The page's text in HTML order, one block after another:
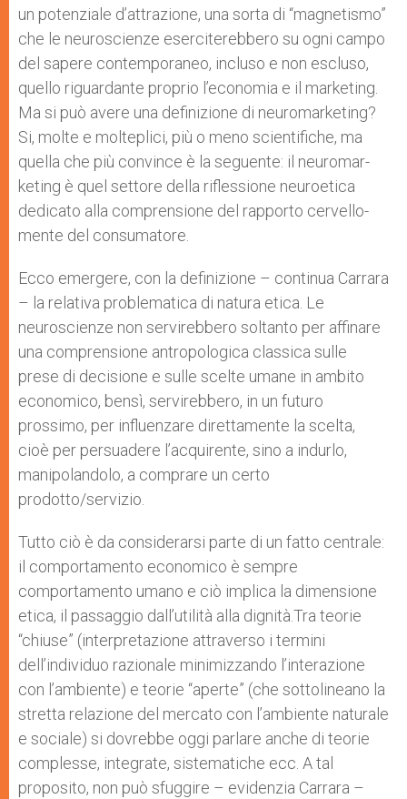
un potenziale d’attrazione, una sorta di “magnetismo”
che le neuroscienze eserciterebbero su ogni cam­po
del sapere contemporaneo, incluso e non escluso,
quello riguardante proprio l’economia e il marketing.
Ma si può avere una definizione di neuromarketing?
Si, molte e molteplici, più o meno scientifiche, ma
quella che più convince è la seguente: il neuromar­
keting è quel settore della riflessione neuroet­ica
dedicato alla comprensione del rapporto cervello-
mente del consumatore.
Ecco emergere, con la definizione – continua Carrara
– la relativa problematica di natura etica. Le
neuroscienze non servirebbero soltanto per affinare
una comprensione antropologica classica sulle
prese di decisione e sulle scelte umane in ambito
economico, bensì, servireb­bero, in un futuro
prossimo, per influenzare direttamente la scelta,
cioè per persuadere l’acquirente, sino a indurlo,
manipolandolo, a comprare un certo
prodotto/servizio.
Tutto ciò è da consi­derarsi parte di un fatto centrale:
il comporta­mento economico è sempre
comportamento umano e ciò implica la dimensione
etica, il passaggio dall’utilità alla dignità.Tra teorie
“chiuse” (interpretazione attraverso i termini
dell’individuo razionale minimizzando l’interazione
con l’ambiente) e teorie “aperte” (che sottolineano la
stretta relazione del mercato con l’ambiente naturale
e sociale) si dovrebbe oggi parlare anche di teorie
complesse, integrate, sistematiche ecc. A tal
proposito, non può sfuggire – evidenzia Carrara –